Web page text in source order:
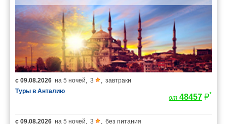
с 09.08.2026 на 5 ночей, 3 , завтраки
Туры в Анталию
от 48457 *
с 09.08.2026 на 5 ночей, 3 , без питания